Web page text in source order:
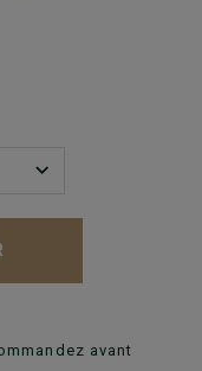
avant